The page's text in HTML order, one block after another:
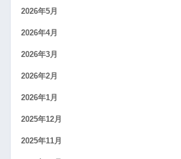
2026年5月
2026年4月
2026年3月
2026年2月
2026年1月
2025年12月
2025年11月